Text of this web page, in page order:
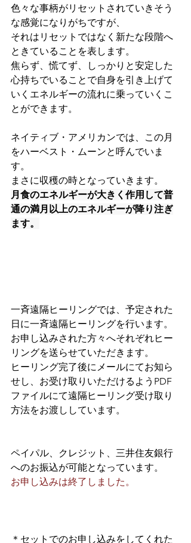
色々な事柄がリセットされていきそう
な感覚になりがちですが、
それはリセットではなく新たな段階へ
ときていることを表します。
焦らず、慌てず、しっかりと安定した
心持ちでいることで自身を引き上げて
いくエネルギーの流れに乗っていくこ
とができます。
ネイティブ・アメリカンでは、この月
をハーベスト・ムーンと呼んでいま
す。
まさに収穫の時となっていきます。
月食のエネルギーが大きく作用して普
通の満月以上のエネルギーが降り注ぎ
ます。
一斉遠隔ヒーリングでは、予定された
日に一斉遠隔ヒーリングを行います。
お申し込みされた方々へそれぞれヒー
リングを送らせていただきます。
ヒーリング完了後にメールにてお知ら
せし、お受け取りいただけるようPDF
ファイルにて遠隔ヒーリング受け取り
方法をお渡ししています。
ペイパル、クレジット、三井住友銀行
へのお振込が可能となっています。
お申し込みは終了しました。
＊セットでのお申し込みをしてくれた